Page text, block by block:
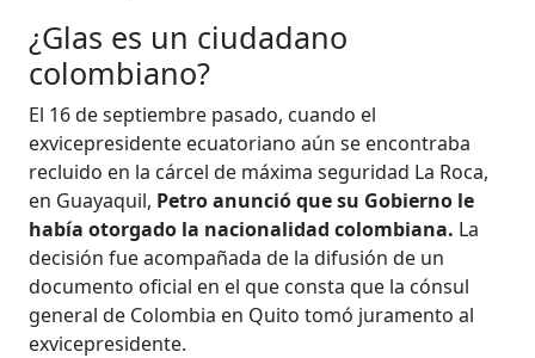
¿Glas es un ciudadano
colombiano?
El 16 de septiembre pasado, cuando el
exvicepresidente ecuatoriano aún se encontraba
recluido en la cárcel de máxima seguridad La Roca,
en Guayaquil, Petro anunció que su Gobierno le
había otorgado la nacionalidad colombiana. La
decisión fue acompañada de la difusión de un
documento oficial en el que consta que la cónsul
general de Colombia en Quito tomó juramento al
exvicepresidente.